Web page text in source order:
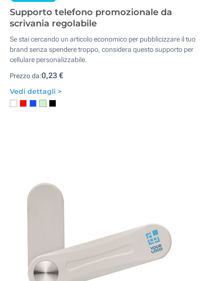
Supporto telefono promozionale da
scrivania regolabile
Se stai cercando un articolo economico per pubblicizzare il tuo
brand senza spendere troppo, considera questo supporto per
cellulare personalizzabile.
Prezzo da:0,23 €
Vedi dettagli >